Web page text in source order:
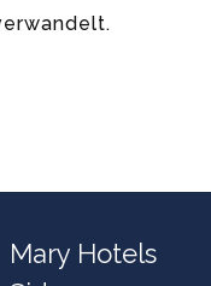
Mary Hotels